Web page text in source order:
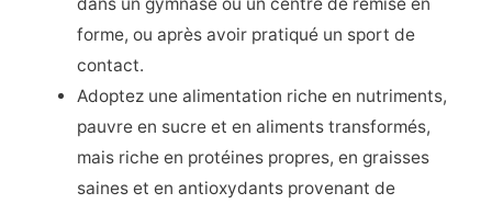
forme, ou après avoir pratiqué un sport de
contact.
Adoptez une alimentation riche en nutriments,
pauvre en sucre et en aliments transformés,
mais riche en protéines propres, en graisses
saines et en antioxydants provenant de